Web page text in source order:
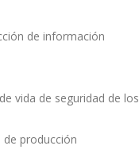
de información
vida de seguridad de los
producción